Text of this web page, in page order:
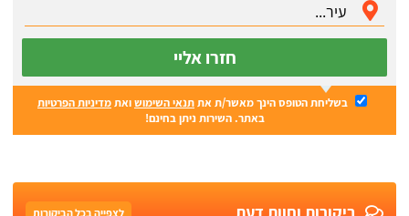
חזרו אליי
בשליחת הטופס הינך מאשר/ת אתתנאי השימושואתמדיניות הפרטיות
באתר. השירות ניתן בחינם!
לצפייה בכל הביקורות